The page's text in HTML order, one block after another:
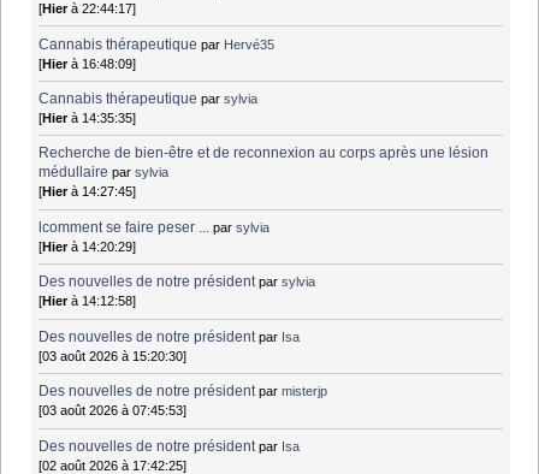
[Hierà 22:44:17]
Cannabis thérapeutique par Hervé35
[Hierà 16:48:09]
Cannabis thérapeutique parsylvia
[Hierà 14:35:35]
Recherche de bien-être et de reconnexion au corps après une lésion
médullaire parsylvia
[Hierà 14:27:45]
lcomment se faire peser ... parsylvia
[Hierà 14:20:29]
Des nouvelles de notre président parsylvia
[Hierà 14:12:58]
Des nouvelles de notre président par Isa
[03 août 2026 à 15:20:30]
Des nouvelles de notre président parmisterjp
[03 août 2026 à 07:45:53]
Des nouvelles de notre président par Isa
[02 août 2026 à 17:42:25]